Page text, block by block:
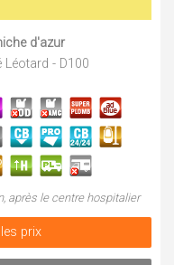
d'azur
Léotard - D100
après le centre hospitalier
prix